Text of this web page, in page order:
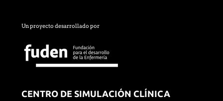
Un proyecto desarrollado por
CENTRO DE SIMULACIÓN CLÍNICA